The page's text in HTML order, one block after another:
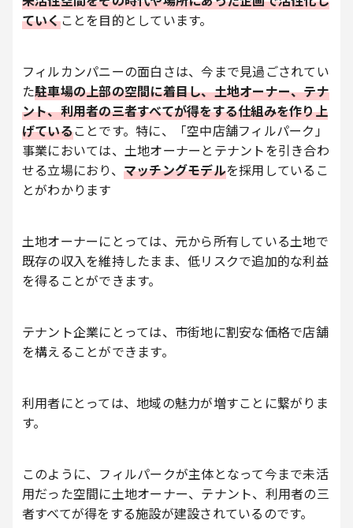
ていくことを目的としています。
フィルカンパニーの面白さは、今まで見過ごされてい
た駐車場の上部の空間に着目し、土地オーナー、テナ
ント、利用者の三者すべてが得をする仕組みを作り上
げていることです。特に、「空中店舗フィルパーク」
事業においては、土地オーナーとテナントを引き合わ
せる立場におり、 マッチングモデルを採用しているこ
とがわかります
土地オーナーにとっては、元から所有している土地で
既存の収入を維持したまま、低リスクで追加的な利益
を得ることができます。
テナント企業にとっては、市街地に割安な価格で店舗
を構えることができます。
利用者にとっては、地域の魅力が増すことに繋がりま
す。
このように、フィルパークが主体となって今まで未活
用だった空間に土地オーナー、テナント、利用者の三
者すべてが得をする施設が建設されているのです。